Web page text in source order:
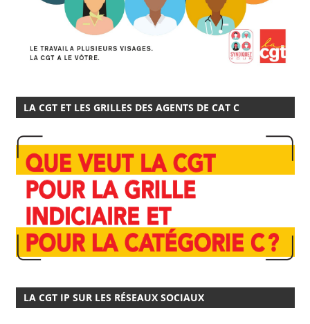
LA CGT ET LES GRILLES DES AGENTS DE CAT C
LA CGT IP SUR LES RÉSEAUX SOCIAUX